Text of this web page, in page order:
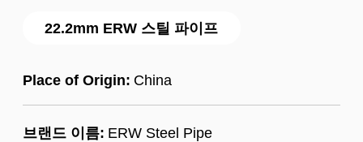
22.2mm ERW 스틸 파이프
Place of Origin: China
브랜드 이름: ERW Steel Pipe